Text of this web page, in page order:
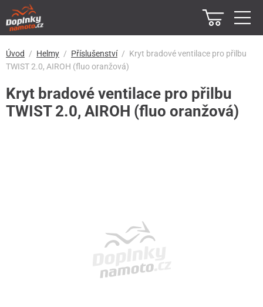
Úvod Helmy Příslušenství
Kryt bradové ventilace pro přilbu
TWIST 2.0, AIROH (fluo oranžová)
Kryt bradové ventilace pro přilbu
TWIST 2.0, AIROH (fluo oranžová)